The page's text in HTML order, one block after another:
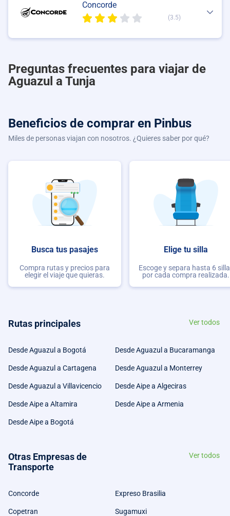
Concorde
(3.5)
Preguntas frecuentes para viajar de
Aguazul a Tunja
Beneficios de comprar en Pinbus
Miles de personas viajan con nosotros. ¿Quieres saber por qué?
Busca tus pasajes
Compra rutas y precios para
elegir el viaje que quieras.
Elige tu silla
Escoge y separa hasta 6
por cada compra realizada.
Rutas principales Ver todos
Desde Aguazul a Bogotá Desde Aguazul a Bucaramanga
Desde Aguazul a Cartagena Desde Aguazul a Monterrey
Desde Aguazul a Villavicencio Desde Aipe a Algeciras
Desde Aipe a Altamira Desde Aipe a Armenia
Desde Aipe a Bogotá
Otras Empresas de
Transporte
Ver todos
Concorde Expreso Brasilia
Copetran Sugamuxi